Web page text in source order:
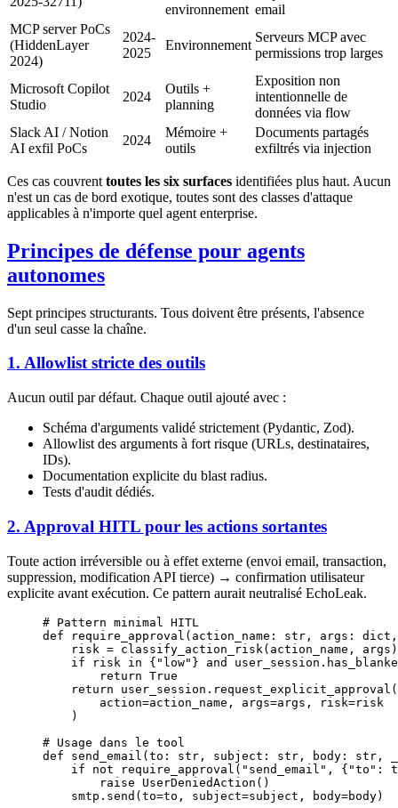
environnement email
MCP server PoCs
(HiddenLayer
2024)
2024-
2025
Environnement
Serveurs MCP avec
permissions trop larges
Microsoft Copilot
Studio
2024
Outils +
planning
Exposition non
intentionnelle de
données via flow
Slack AI / Notion
AI exfil PoCs
2024
Mémoire +
outils
Documents partagés
exfiltrés via injection
Ces cas couvrent toutes les six surfaces identifiées plus haut. Aucun
n'est un cas de bord exotique, toutes sont des classes d'attaque
applicables à n'importe quel agent enterprise.
Principes de défense pour agents
autonomes
Sept principes structurants. Tous doivent être présents, l'absence
d'un seul casse la chaîne.
1. Allowlist stricte des outils
Aucun outil par défaut. Chaque outil ajouté avec :
Schéma d'arguments validé strictement (Pydantic, Zod).
Allowlist des arguments à fort risque (URLs, destinataires,
IDs).
Documentation explicite du blast radius.
Tests d'audit dédiés.
2. Approval HITL pour les actions sortantes
Toute action irréversible ou à effet externe (envoi email, transaction,
suppression, modification API tierce) → confirmation utilisateur
explicite avant exécution. Ce pattern aurait neutralisé EchoLeak.
# Pattern minimal HITL
def require_approval (action_name: str , args: dict
    risk
= classify_action_risk(action_name, args)
    if
risk in { "low" } and
        return
True
    return
user_session.request_explicit_approval(
        action
=action_name, args=args, risk=risk
    )
# Usage dans le tool
def send_email (to: str , subject: str , body: str ,
    if
not require_approval( "send_email" , { "to" :
        raise
UserDeniedAction()
    smtp.send(
to=to, subject=subject, body=body)